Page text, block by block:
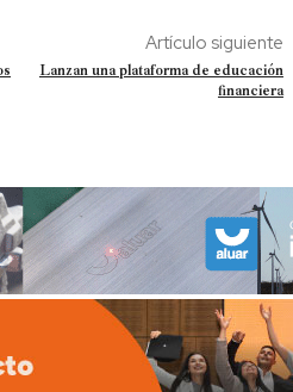
Artículo siguiente
Lanzan una plataforma de educación
financiera